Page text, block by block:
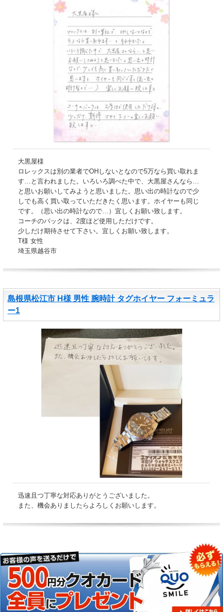
大黒屋様
ロレックスは別の業者でOHしないとなので5万なら買い取れま
す…と言われました。いろいろ調べた中で、大黒屋さんなら…
と思いお願いしてみようと思いました。思い出の時計なので少
しでも高く買い取っていただきたく思います。ホイヤーも同じ
です。（思い出の時計なので…）宜しくお願い致します。
コーチのバックは、2度ほど使用しただけです。
少しだけ期待させて下さい。宜しくお願い致します。
T様 女性
埼玉県越谷市
島根県松江市 H様 男性 腕時計 タグホイヤー フォーミュラ
ー1
迅速且つ丁寧な対応ありがとうございました。
また、機会ありましたらよろしくお願いします。